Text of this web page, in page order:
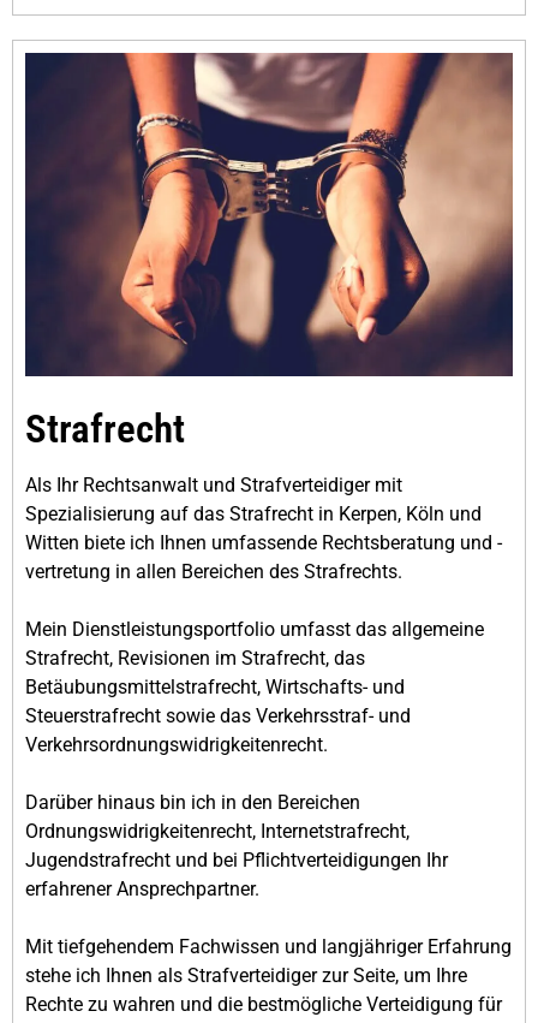
Strafrecht
Als Ihr Rechtsanwalt und Strafverteidiger mit
Spezialisierung auf das Strafrecht in Kerpen, Köln und
Witten biete ich Ihnen umfassende Rechtsberatung und -
vertretung in allen Bereichen des Strafrechts.
Mein Dienstleistungsportfolio umfasst das allgemeine
Strafrecht, Revisionen im Strafrecht, das
Betäubungsmittelstrafrecht, Wirtschafts- und
Steuerstrafrecht sowie das Verkehrsstraf- und
Verkehrsordnungswidrigkeitenrecht.
Darüber hinaus bin ich in den Bereichen
Ordnungswidrigkeitenrecht, Internetstrafrecht,
Jugendstrafrecht und bei Pflichtverteidigungen Ihr
erfahrener Ansprechpartner.
Mit tiefgehendem Fachwissen und langjähriger Erfahrung
stehe ich Ihnen als Strafverteidiger zur Seite, um Ihre
Rechte zu wahren und die bestmögliche Verteidigung für